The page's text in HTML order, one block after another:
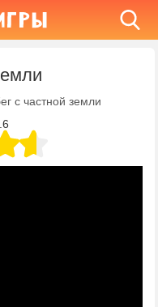
с частной земли